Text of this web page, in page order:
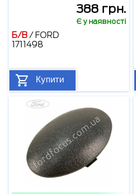
388 грн.
Є у наявності
Б/В/ FORD
1711498
Купити